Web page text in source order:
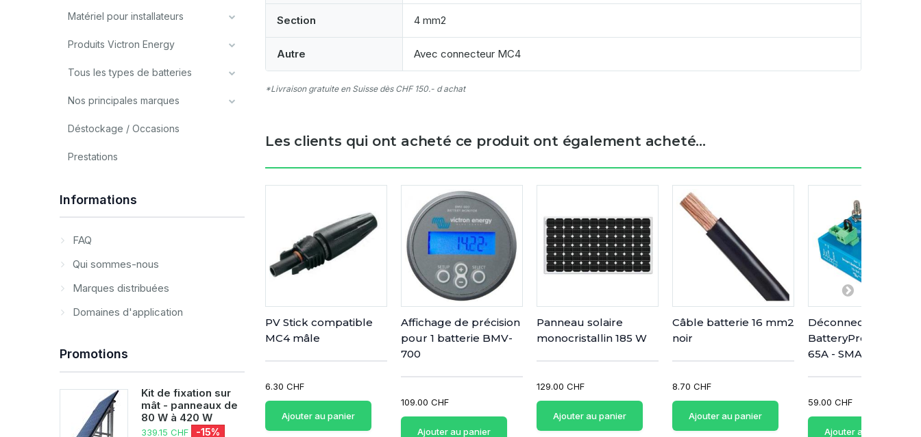
Matériel pour installateurs
Produits Victron Energy
Tous les types de batteries
Nos principales marques
Déstockage / Occasions
Prestations
Informations
FAQ
Qui sommes-nous
Marques distribuées
Domaines d'application
Promotions
Kit de fixation sur
mât - panneaux de
80 W à 420 W
339.15 CHF -15%
Section 4 mm2
Autre Avec connecteur MC4
*Livraison gratuite en Suisse dès CHF 150.- d achat
Les clients qui ont acheté ce produit ont également acheté...
PV Stick compatible
MC4 mâle
6.30 CHF
Ajouter au panier
Affichage de précision
pour 1 batterie BMV-
700
109.00 CHF
Ajouter au panier
Panneau solaire
monocristallin 185 W
129.00 CHF
Ajouter au panier
Câble batterie 16 mm2
noir
8.70 CHF
Ajouter au panier
Déconnecteur
BatteryProtect 12/
65A - SMART
59.00 CHF
Ajouter au panier